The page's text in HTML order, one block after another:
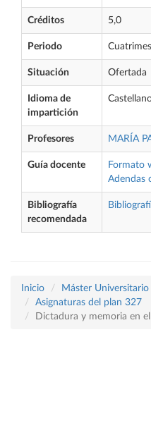
Créditos 5,0
Periodo
Situación Ofertada
Idioma de
impartición
Profesores MARÍA
Guía docente Formato
Adendas
Bibliografía
recomendada
Inicio
Máster
Asignaturas del plan 327
Dictadura y memoria en